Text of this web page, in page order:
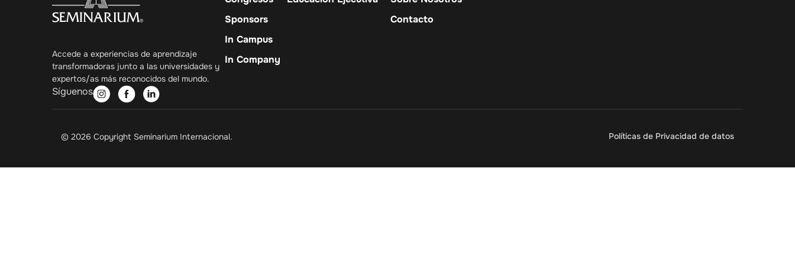
Accede a experiencias de aprendizaje
transformadoras junto a las universidades y
expertos/as más reconocidos del mundo.
Síguenos
Sponsors
In Campus
In Company
Contacto
© 2026 Copyright Seminarium Internacional. Políticas de Privacidad de datos